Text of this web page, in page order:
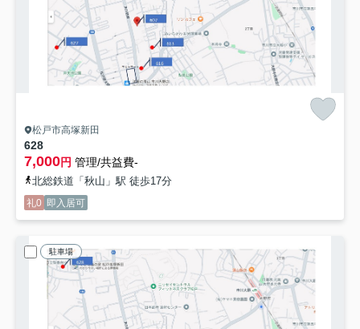
松戸市高塚新田
628
7,000円 管理/共益費-
北総鉄道「秋山」駅 徒歩17分
礼0 即入居可
駐車場